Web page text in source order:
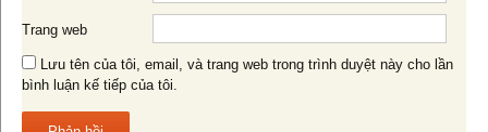
Trang web
Lưu tên của tôi, email, và trang web trong trình duyệt này cho lần
bình luận kế tiếp của tôi.